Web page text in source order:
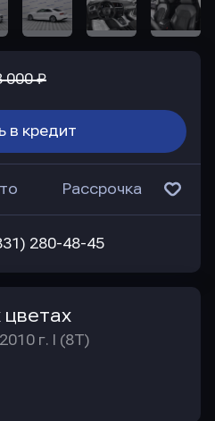
000 ₽
в кредит
Рассрочка
280-48-45
цветах
г. I (8T)